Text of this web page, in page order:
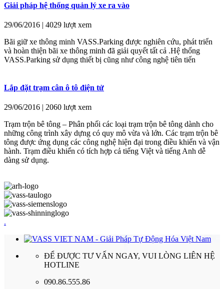
Giải pháp hệ thống quản lý xe ra vào
29/06/2016 | 4029 lượt xem
Bãi giữ xe thông minh VASS.Parking được nghiên cứu, phát triển
và hoàn thiện bãi xe thông minh đã giải quyết tất cả .Hệ thống
VASS.Parking sử dụng thiết bị cũng như công nghệ tiên tiến
Lắp đặt trạm cân ô tô điện tử
29/06/2016 | 2060 lượt xem
Trạm trộn bê tông – Phân phối các loại trạm trộn bê tông dành cho
những công trình xây dựng có quy mô vừa và lớn. Các trạm trộn bê
tông được ứng dụng các công nghệ hiện đại trong điều khiển và vận
hành. Trạm điều khiển có tích hợp cả tiếng Việt và tiếng Anh dễ
dàng sử dụng.
.
ĐỂ ĐƯỢC TƯ VẤN NGAY, VUI LÒNG LIÊN HỆ
HOTLINE
090.86.555.86